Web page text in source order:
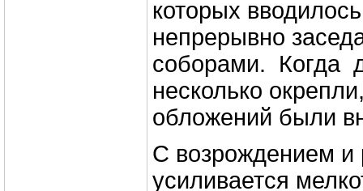
которых
непрерывно
соборами. Когда
несколько
обложений были
С возрождением и
усиливается